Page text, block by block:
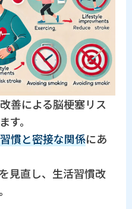
善による脳梗塞リス
す。
慣と密接な関係にあ
見直し、生活習慣改